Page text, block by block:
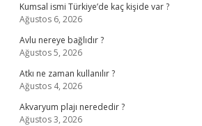
Kumsal ismi Türkiye’de kaç kişide var ?
Ağustos 6, 2026
Avlu nereye bağlıdır ?
Ağustos 5, 2026
Atkı ne zaman kullanılır ?
Ağustos 4, 2026
Akvaryum plajı nerededir ?
Ağustos 3, 2026